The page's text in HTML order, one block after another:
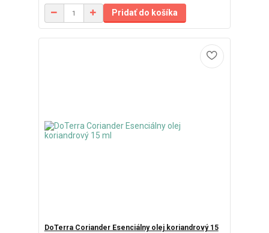
Pridať do košíka
DoTerra Coriander Esenciálny olej koriandrový 15